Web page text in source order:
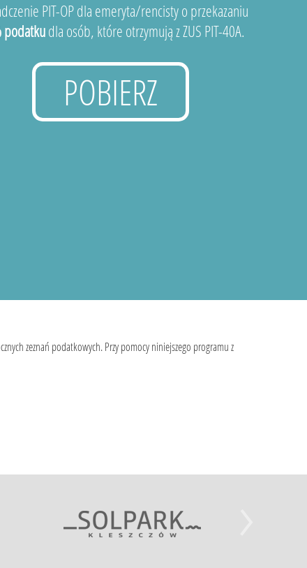
PIT-OP dla emeryta/rencisty o przekazaniu
podatkudla osób, które otrzymują z ZUS PIT-40A.
POBIERZ
zeznań podatkowych. Przy pomocy niniejszego programu z